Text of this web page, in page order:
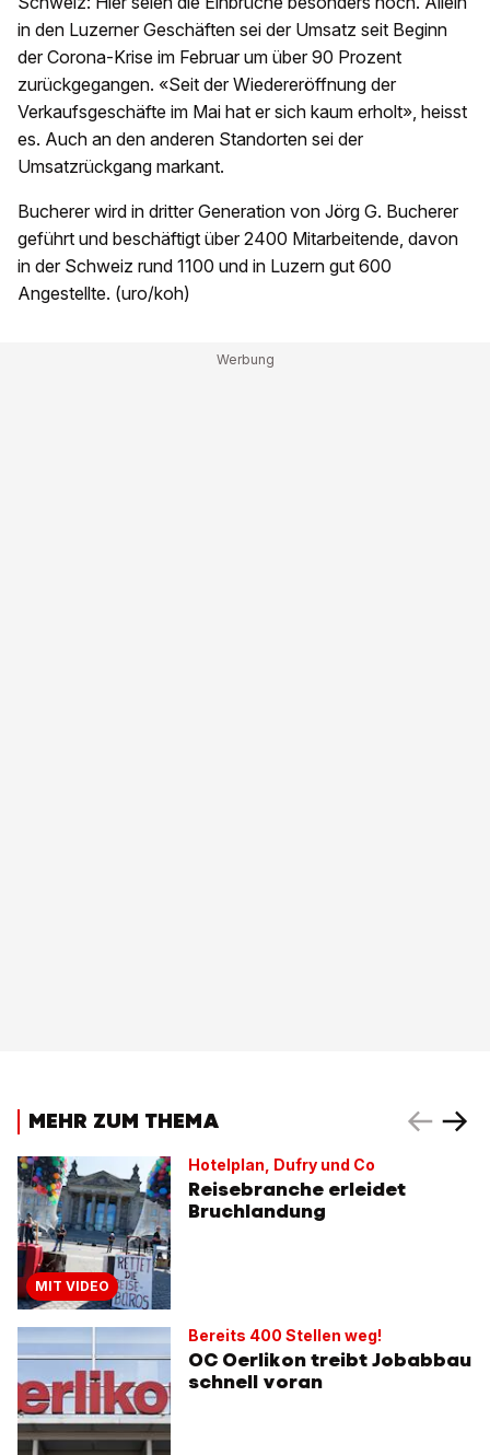
in den Luzerner Geschäften sei der Umsatz seit Beginn
der Corona-Krise im Februar um über 90 Prozent
zurückgegangen. «Seit der Wiedereröffnung der
Verkaufsgeschäfte im Mai hat er sich kaum erholt», heisst
es. Auch an den anderen Standorten sei der
Umsatzrückgang markant.
Bucherer wird in dritter Generation von Jörg G. Bucherer
geführt und beschäftigt über 2400 Mitarbeitende, davon
in der Schweiz rund 1100 und in Luzern gut 600
Angestellte. (uro/koh)
MEHR ZUM THEMA
MIT VIDEO
Hotelplan, Dufry und Co
Reisebranche erleidet
Bruchlandung
Bereits 400 Stellen weg!
OC Oerlikon treibt Jobabbau
schnell voran